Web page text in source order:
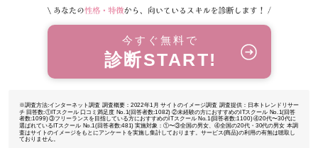
今すぐ無料で
診断START!
※調査⽅法:インターネット調査 調査概要：2022年1⽉ サイトのイメージ調査 調査提供：⽇本トレンドリサー
チ 回答数:①ITスクール ⼝コミ満⾜度 No.1(回答者数:1082) ②未経験の⽅におすすめのITスクール No.1(回答
者数:1099) ③フリーランスを⽬指している⽅におすすめのITスクール No.1(回答者数:1100) ④20代〜30代に
選ばれているITスクール No.1(回答者数:481) 実施対象：①〜③全国の男⼥、④全国の20代・30代の男⼥ 本調
査はサイトのイメージをもとにアンケートを実施し集計しております。サービス(商品)の利⽤の有無は聴取し
ておりません。